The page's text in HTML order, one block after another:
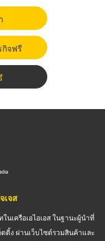
จฟรี
เจส
นเครือเอไอเอส ในฐานะผู้นำที่
ติ้ง ผ่านเว็บไซต์รวมสินค้าและ